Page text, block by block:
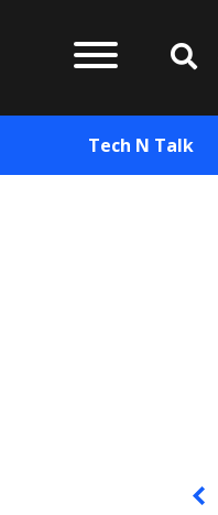
Tech N Talk